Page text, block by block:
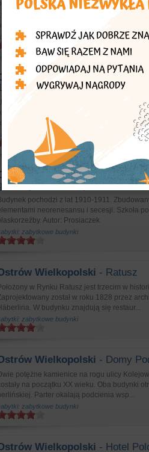
znajduje się w śródmieściu.
roku. Przy jego zakładaniu zatrudnione
Dziś pełni funkcje re...
miejsca wypoczynku w mieście
Wielkopolski
-
(1909)
wylotu ulicy Zamenhoffa w ulicę Głogowską
numerami 13 i 13a. Budynek
oraz bogate secesyjne zdob...
zabytkowe budynki
Wielkopolski - II
żeńskie)
pochodzi z lat 1910-1911.
neorenesansu i secesji. Szkoła
Autor: Prosiaczek
zabytkowe budynki
Wielkopolski - Ratusz
w Rynku Ratusz jest trzecim w
został w roku 1828 przez
W budynku znajdują się restaur...
zabytkowe budynki
Wielkopolski - Domy
potężne kamienice na rogu ulicy
na początku XX wieku. Oba budynki
Parter okalają podcienia wsp...
zabytkowe budynki
Wielkopolski - Hotel